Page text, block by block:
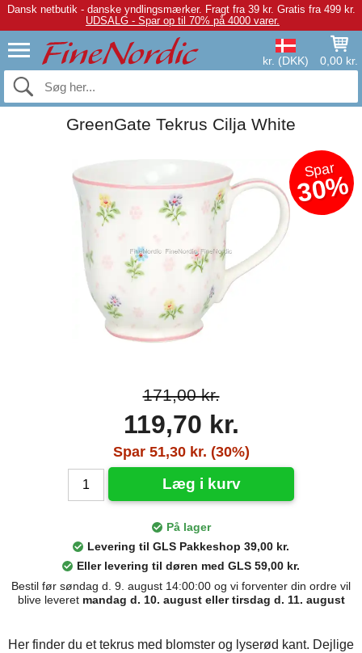
Dansk netbutik - danske yndlingsmærker. Fragt fra 39 kr. Gratis fra 499 kr.
UDSALG - Spar op til 70% på 4000 varer.
kr. (DKK) 0,00 kr.
GreenGate Tekrus Cilja White
Spar
30%
171,00 kr.
119,70 kr.
Spar 51,30 kr. (30%)
Læg i kurv
På lager
Levering til GLS Pakkeshop 39,00 kr.
Eller levering til døren med GLS 59,00 kr.
Bestil før søndag d. 9. august 14:00:00 og vi forventer din ordre vil
blive leveret mandag d. 10. august eller tirsdag d. 11. august
Her finder du et tekrus med blomster og lyserød kant. Dejlige